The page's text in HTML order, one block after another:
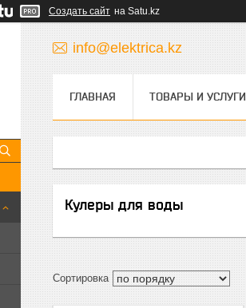
Создать сайт на Satu.kz
info@elektrica.kz
ГЛАВНАЯ ТОВАРЫ И УСЛУГИ
Кулеры для воды